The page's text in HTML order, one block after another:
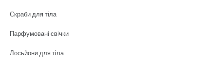
Скраби для тіла
Парфумовані свічки
Лосьйони для тіла